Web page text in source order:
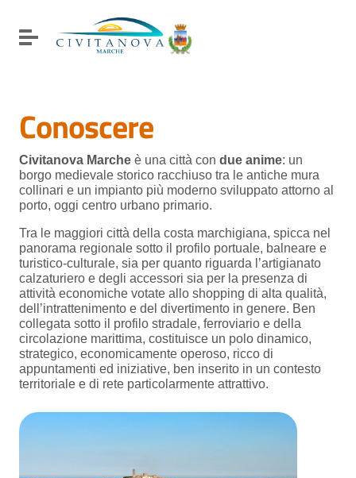
Vai al menu di navigazione
Vai al footer
Attiva / disattiva la navigazione
Conoscere
Civitanova Marche è una città con due anime: un
borgo medievale storico racchiuso tra le antiche mura
collinari e un impianto più moderno sviluppato attorno al
porto, oggi centro urbano primario.
Tra le maggiori città della costa marchigiana, spicca nel
panorama regionale sotto il profilo portuale, balneare e
turistico-culturale, sia per quanto riguarda l’artigianato
calzaturiero e degli accessori sia per la presenza di
attività economiche votate allo shopping di alta qualità,
dell’intrattenimento e del divertimento in genere. Ben
collegata sotto il profilo stradale, ferroviario e della
circolazione marittima, costituisce un polo dinamico,
strategico, economicamente operoso, ricco di
appuntamenti ed iniziative, ben inserito in un contesto
territoriale e di rete particolarmente attrattivo.